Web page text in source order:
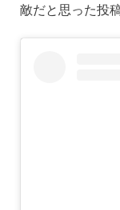
敵だと思った投